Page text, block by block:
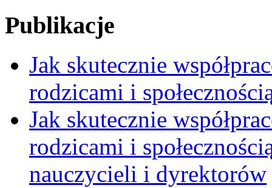
Publikacje
Jak skutecznie
rodzicami i
Jak skutecznie
rodzicami i
nauczycieli i dyrektorów